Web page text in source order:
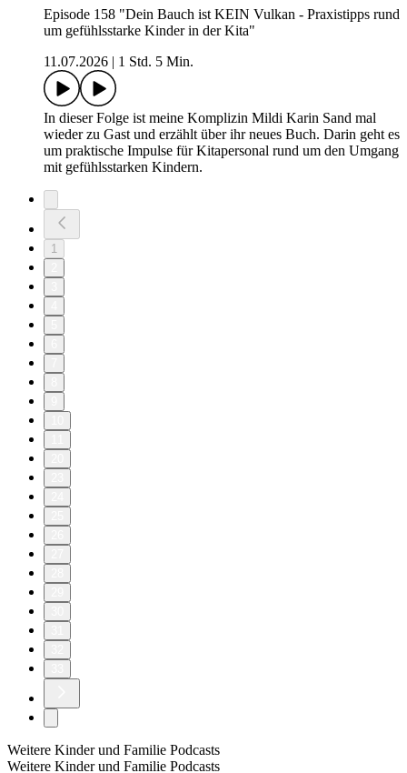
Episode 158 "Dein Bauch ist KEIN Vulkan - Praxistipps rund
um gefühlsstarke Kinder in der Kita"
11.07.2026
1 Std. 5 Min.
In dieser Folge ist meine Komplizin Mildi Karin Sand mal
wieder zu Gast und erzählt über ihr neues Buch. Darin geht es
um praktische Impulse für Kitapersonal rund um den Umgang
mit gefühlsstarken Kindern.
1
Weitere Kinder und Familie Podcasts
Weitere Kinder und Familie Podcasts